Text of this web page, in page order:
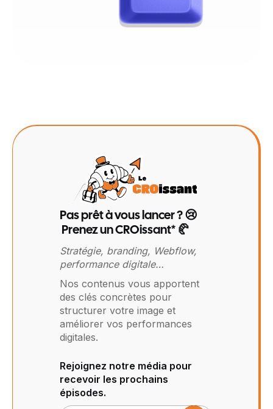
Pas prêt à vous lancer ? 😢
Prenez un CROissant* 🥐
Stratégie, branding, Webflow,
performance digitale…
Nos contenus vous apportent
des clés concrètes pour
structurer votre image et
améliorer vos performances
digitales.
Rejoignez notre média pour
recevoir les prochains
épisodes.